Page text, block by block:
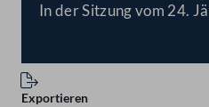
In der Sitzung vom 24.
Exportieren